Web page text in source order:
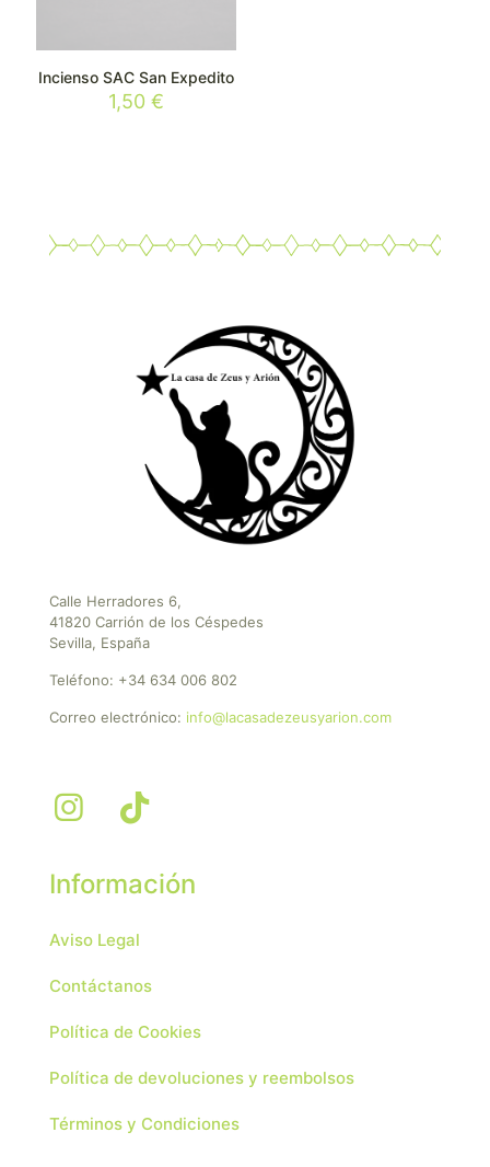
Incienso SAC San Expedito
1,50€
Calle Herradores 6,
41820 Carrión de los Céspedes
Sevilla, España
Teléfono: +34 634 006 802
Correo electrónico: info@lacasadezeusyarion.com
Información
Aviso Legal
Contáctanos
Política de Cookies
Política de devoluciones y reembolsos
Términos y Condiciones